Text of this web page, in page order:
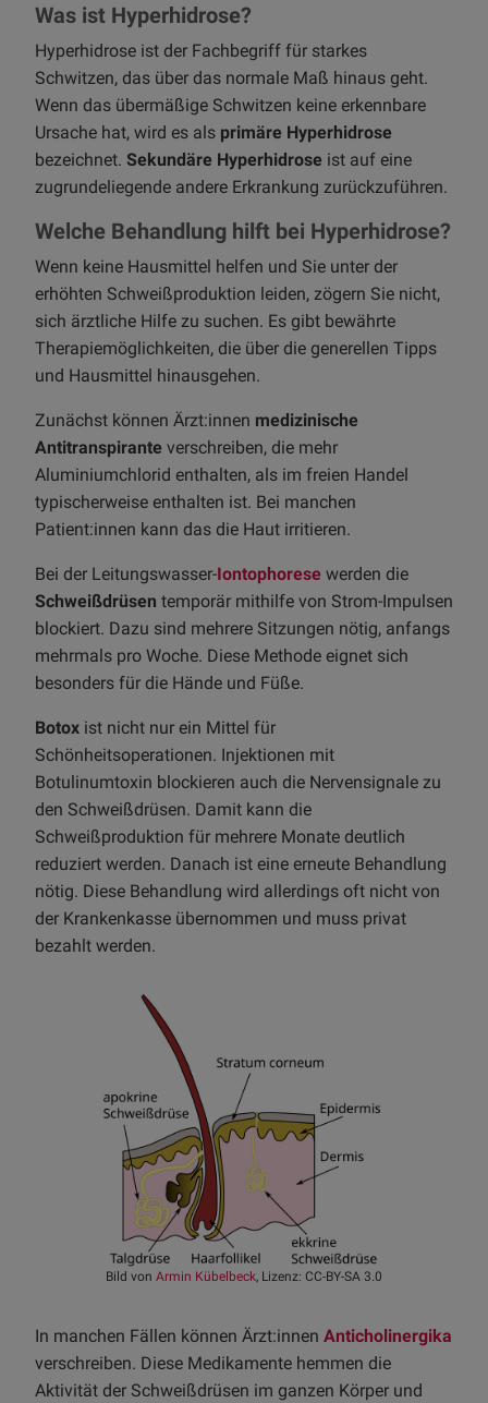
Was ist Hyperhidrose?
Hyperhidrose ist der Fachbegriff für starkes
Schwitzen, das über das normale Maß hinaus geht.
Wenn das übermäßige Schwitzen keine erkennbare
Ursache hat, wird es als primäre Hyperhidrose
bezeichnet. Sekundäre Hyperhidrose ist auf eine
zugrundeliegende andere Erkrankung zurückzuführen.
Welche Behandlung hilft bei Hyperhidrose?
Wenn keine Hausmittel helfen und Sie unter der
erhöhten Schweißproduktion leiden, zögern Sie nicht,
sich ärztliche Hilfe zu suchen. Es gibt bewährte
Therapiemöglichkeiten, die über die generellen Tipps
und Hausmittel hinausgehen.
Zunächst können Ärzt:innen medizinische
Antitranspirante verschreiben, die mehr
Aluminiumchlorid enthalten, als im freien Handel
typischerweise enthalten ist. Bei manchen
Patient:innen kann das die Haut irritieren.
Bei der Leitungswasser-Iontophorese werden die
Schweißdrüsen temporär mithilfe von Strom-Impulsen
blockiert. Dazu sind mehrere Sitzungen nötig, anfangs
mehrmals pro Woche. Diese Methode eignet sich
besonders für die Hände und Füße.
Botox ist nicht nur ein Mittel für
Schönheitsoperationen. Injektionen mit
Botulinumtoxin blockieren auch die Nervensignale zu
den Schweißdrüsen. Damit kann die
Schweißproduktion für mehrere Monate deutlich
reduziert werden. Danach ist eine erneute Behandlung
nötig. Diese Behandlung wird allerdings oft nicht von
der Krankenkasse übernommen und muss privat
bezahlt werden.
Bild von Armin Kübelbeck, Lizenz: CC-BY-SA 3.0
In manchen Fällen können Ärzt:innen Anticholinergika
verschreiben. Diese Medikamente hemmen die
Aktivität der Schweißdrüsen im ganzen Körper und